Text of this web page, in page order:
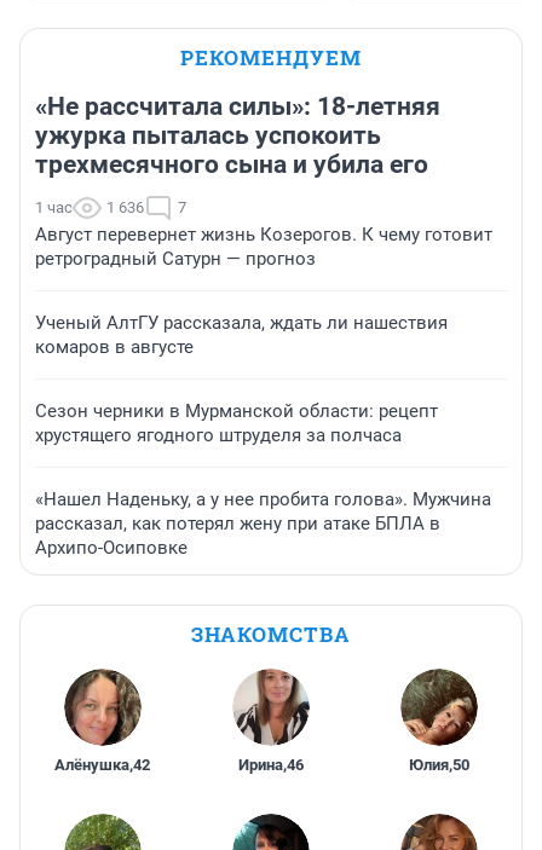
РЕКОМЕНДУЕМ
«Не рассчитала силы»: 18-летняя
ужурка пыталась успокоить
трехмесячного сына и убила его
1 час 1 636 7
Август перевернет жизнь Козерогов. К чему готовит
ретроградный Сатурн — прогноз
Ученый АлтГУ рассказала, ждать ли нашествия
комаров в августе
Сезон черники в Мурманской области: рецепт
хрустящего ягодного штруделя за полчаса
«Нашел Наденьку, а у нее пробита голова». Мужчина
рассказал, как потерял жену при атаке БПЛА в
Архипо-Осиповке
ЗНАКОМСТВА
Алёнушка,42 Ирина,46 Юлия,50